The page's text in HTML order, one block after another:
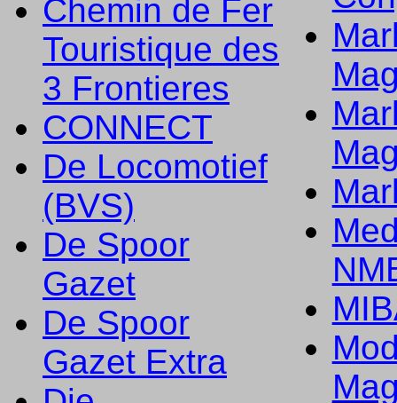
Chemin de Fer
Touristique des
3 Frontieres
CONNECT
De Locomotief
(BVS)
De Spoor
Gazet
De Spoor
Gazet Extra